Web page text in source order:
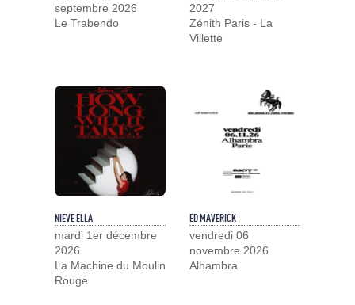
septembre 2026
Le Trabendo
2027
Zénith Paris - La
Villette
NIEVE ELLA
mardi 1er décembre
2026
La Machine du Moulin
Rouge
ED MAVERICK
vendredi 06
novembre 2026
Alhambra